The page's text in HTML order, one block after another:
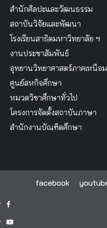
สำนักศิลปะและวัฒนธรรม
สถาบันวิจัยและพัฒนา
โรงเรียนสาธิตมหาวิทยาลัย ฯ
งานประชาสัมพันธ์
อุทยานวิทยาศาสตร์ภาคเหนือ
ศูนย์สหกิจศึกษา
หมวดวิชาศึกษาทั่วไป
โครงการจัดตั้งสถาบันภาษา
สำนักงานบัณฑิตศึกษา
facebook
facebook
youtube